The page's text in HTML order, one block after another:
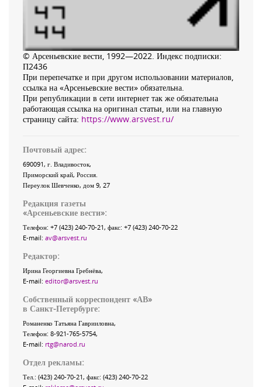
© Арсеньевские вести, 1992—2022. Индекс подписки:
П2436
При перепечатке и при другом использовании материалов,
ссылка на «Арсеньевские вести» обязательна.
При републикации в сети интернет так же обязательна
работающая ссылка на оригинал статьи, или на главную
страницу сайта: https://www.arsvest.ru/
Почтовый адрес:
690091, г. Владивосток,
Приморский край, Россия
Переулок Шевченко, дом 9, 27
Редакция газеты
«Арсеньевские вести»:
Телефон: +7 (423) 240-70-21, факс: +7 (423) 240-70-22
E-mail: av@arsvest.ru
Редактор:
Ирина Георгиевна Гребнёва,
E-mail: editor@arsvest.ru
Собственный корреспондент «АВ»
в Санкт-Петербурге:
Романенко Татьяна Гаврииловна,
Телефон: 8-921-765-5754,
E-mail: rtg@narod.ru
Отдел рекламы:
Тел.: (423) 240-70-21, факс: (423) 240-70-22